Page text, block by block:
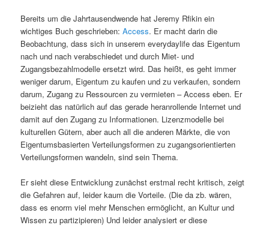
Bereits um die Jahrtausendwende hat Jeremy Rfikin ein
wichtiges Buch geschrieben:Access. Er macht darin die
Beobachtung, dass sich in unserem everydaylife das Eigentum
nach und nach verabschiedet und durch Miet- und
Zugangsbezahlmodelle ersetzt wird. Das heißt, es geht immer
weniger darum, Eigentum zu kaufen und zu verkaufen, sondern
darum, Zugang zu Ressourcen zu vermieten – Access eben. Er
beizieht das natürlich auf das gerade heranrollende Internet und
damit auf den Zugang zu Informationen. Lizenzmodelle bei
kulturellen Gütern, aber auch all die anderen Märkte, die von
Eigentumsbasierten Verteilungsformen zu zugangsorientierten
Verteilungsformen wandeln, sind sein Thema.
Er sieht diese Entwicklung zunächst erstmal recht kritisch, zeigt
die Gefahren auf, leider kaum die Vorteile. (Die da zb. wären,
dass es enorm viel mehr Menschen ermöglicht, an Kultur und
Wissen zu partizipieren) Und leider analysiert er diese